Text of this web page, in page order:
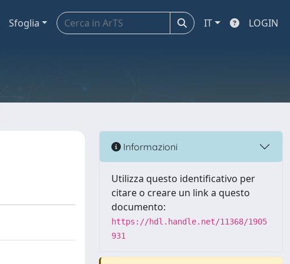
Sfoglia IT LOGIN
Informazioni
Utilizza questo identificativo per
citare o creare un link a questo
documento:
https://hdl.handle.net/11368/1905
931